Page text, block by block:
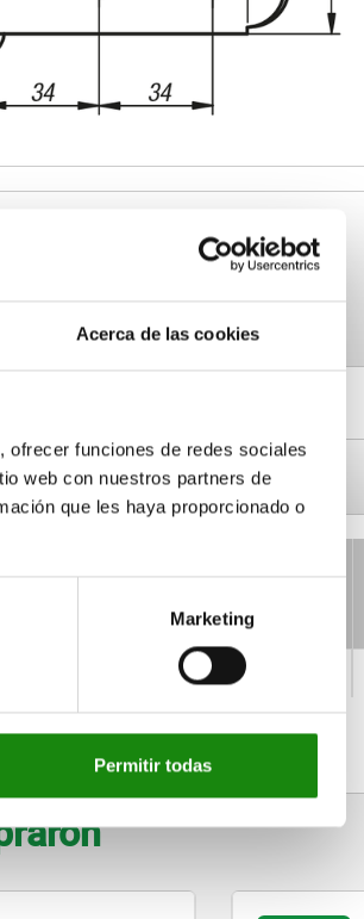
Acerca de las cookies
ofrecer funciones de redes sociales
web con nuestros partners de
que les haya proporcionado o
Marketing
Permitir todas
Actualmente agotado
CAD